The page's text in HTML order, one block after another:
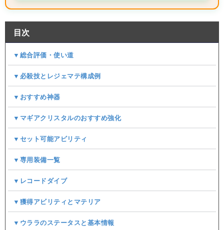
目次
▼総合評価・使い道
▼必殺技とレジェマテ構成例
▼おすすめ神器
▼マギアクリスタルのおすすめ強化
▼セット可能アビリティ
▼専用装備一覧
▼レコードダイブ
▼獲得アビリティとマテリア
▼ウララのステータスと基本情報